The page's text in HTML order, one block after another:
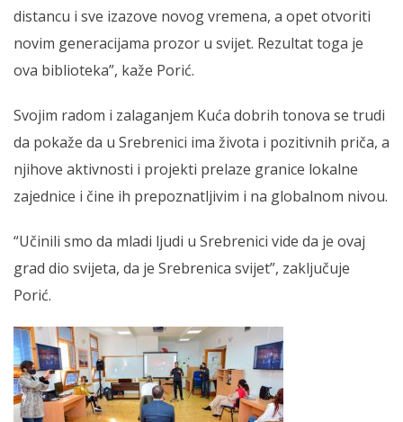
distancu i sve izazove novog vremena, a opet otvoriti
novim generacijama prozor u svijet. Rezultat toga je
ova biblioteka”, kaže Porić.
Svojim radom i zalaganjem Kuća dobrih tonova se trudi
da pokaže da u Srebrenici ima života i pozitivnih priča, a
njihove aktivnosti i projekti prelaze granice lokalne
zajednice i čine ih prepoznatljivim i na globalnom nivou.
“Učinili smo da mladi ljudi u Srebrenici vide da je ovaj
grad dio svijeta, da je Srebrenica svijet”, zaključuje
Porić.